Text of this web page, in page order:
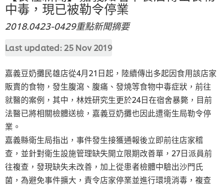
中毒，現已被勒令停業
2018.0423-0429重點新聞摘要
Last updated: 25 Nov 2019
嘉義豆奶攤民雄店從4月21日起，陸續傳出多起因食用該店家
販賣的食物，發生腹瀉、腹痛、發燒等食物中毒症狀，前往
就醫的案例，其中，林姓研究生更於24日在宿舍暴斃，目前
法醫已將相關檢體送檢，嘉義豆奶攤也因此遭衛生局勒令停
業。
嘉義縣衛生局指出，事件發生接獲通報後立即前往店家稽
查，並針對衛生設施管理缺失開立限期改善單，27日派員前
往複查，發現缺失未改善，加上從患者檢體中驗出沙門氏
菌，為避免事件擴大，責令店家停業並進行環境消毒，複查